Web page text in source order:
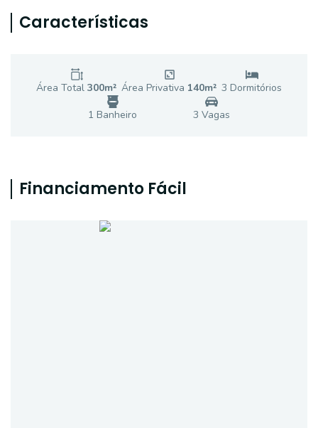
Características
Área Total 300m² Área Privativa 140m² 3 Dormitórios
1 Banheiro 3 Vagas
Financiamento Fácil